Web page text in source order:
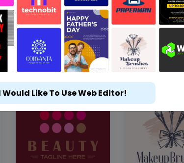
Would Like To Use Web Editor!